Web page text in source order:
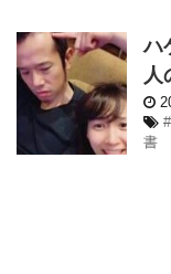
ハ
人
書